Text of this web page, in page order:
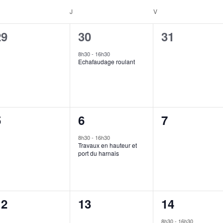
J V
1
évènement,
30
8h30- 16h30
Echafaudage roulant
0
31
1
évènement,
6
8h30- 16h30
Travaux en hauteur et
port du harnais
0
7
0
13
1
14
8h30- 16h30